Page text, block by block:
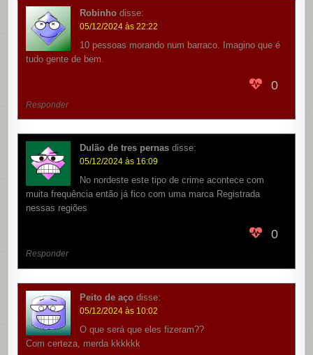
Robinho disse:
05/12/2024 às 22:22
10 pessoas morando num barraco. Imagino que é
tudo gente de bem.
0
Responder
Dulão de tres pernas disse:
05/12/2024 às 16:09
No nordeste este tipo de crime acontece com
muita frequência então já fico com uma marca Registrada
nessas regiões
0
Responder
Peito de aço disse:
05/12/2024 às 10:02
O que será que eles fizeram??
Com certeza, merda kkkkkk